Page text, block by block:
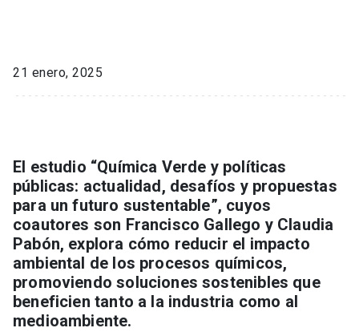
21 enero, 2025
El estudio “Química Verde y políticas
públicas: actualidad, desafíos y propuestas
para un futuro sustentable”, cuyos
coautores son Francisco Gallego y Claudia
Pabón, explora cómo reducir el impacto
ambiental de los procesos químicos,
promoviendo soluciones sostenibles que
beneficien tanto a la industria como al
medioambiente.